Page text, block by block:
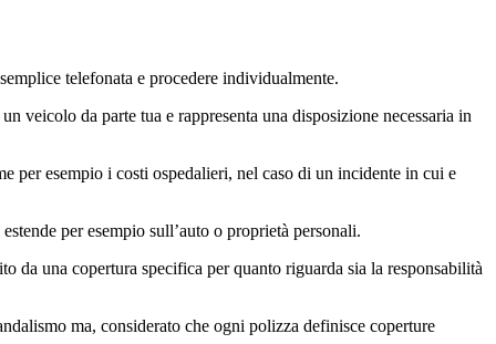
telefonata e procedere individualmente.
veicolo da parte tua e rappresenta una disposizione necessaria in
per esempio i costi ospedalieri, nel caso di un incidente in cui e
per esempio sull’auto o proprietà personali.
da una copertura specifica per quanto riguarda sia la responsabilità
ma, considerato che ogni polizza definisce coperture